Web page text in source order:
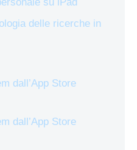
delle ricerche in
dall’App Store
dall’App Store